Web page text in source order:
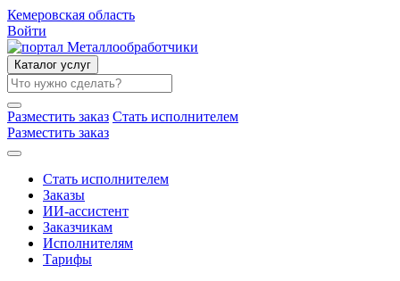
Кемеровская область
Войти
Каталог услуг
Разместить заказ Стать исполнителем
Разместить заказ
Стать исполнителем
Заказы
ИИ-ассистент
Заказчикам
Исполнителям
Тарифы